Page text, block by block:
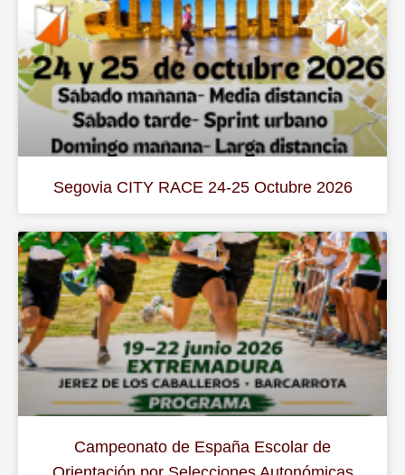
Segovia CITY RACE 24-25 Octubre 2026
Campeonato de España Escolar de